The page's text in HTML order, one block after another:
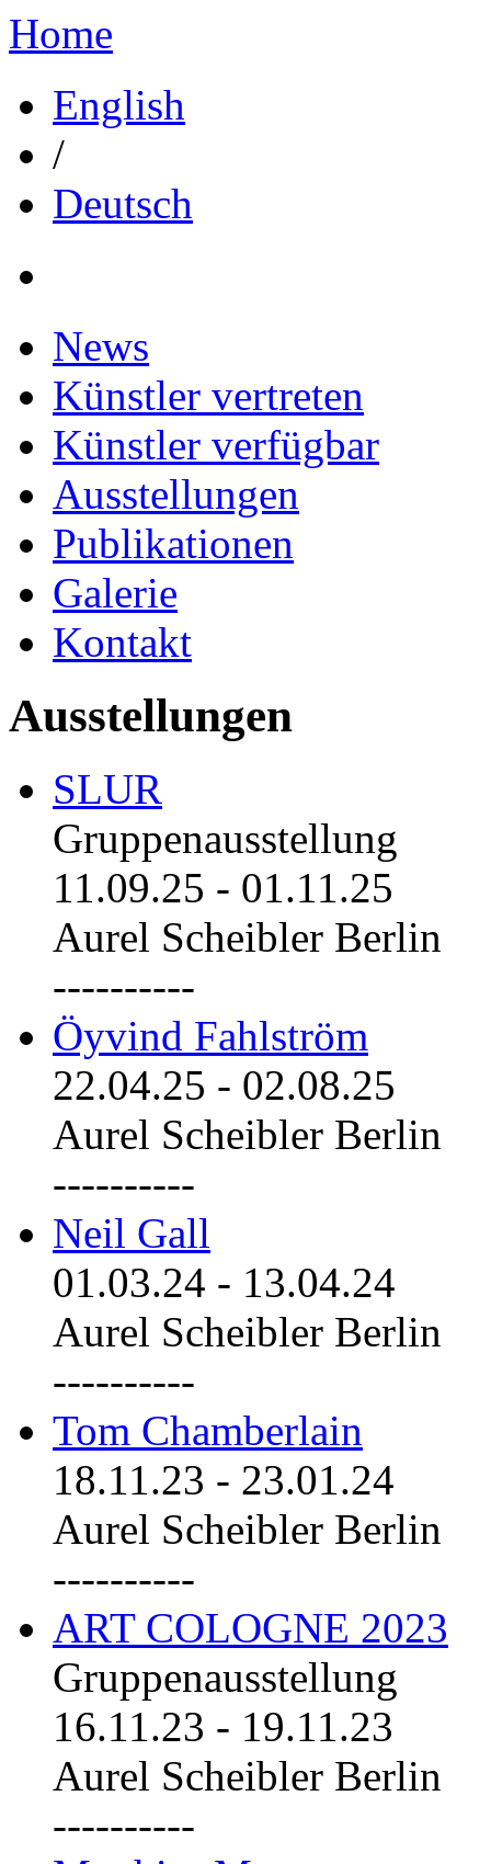
Home
English
/
Deutsch
News
Künstler vertreten
Künstler verfügbar
Ausstellungen
Publikationen
Galerie
Kontakt
Ausstellungen
SLUR
Gruppenausstellung
11.09.25 - 01.11.25
Aurel Scheibler Berlin
----------
Öyvind Fahlström
22.04.25 - 02.08.25
Aurel Scheibler Berlin
----------
Neil Gall
01.03.24 - 13.04.24
Aurel Scheibler Berlin
----------
Tom Chamberlain
18.11.23 - 23.01.24
Aurel Scheibler Berlin
----------
ART COLOGNE 2023
Gruppenausstellung
16.11.23 - 19.11.23
Aurel Scheibler Berlin
----------